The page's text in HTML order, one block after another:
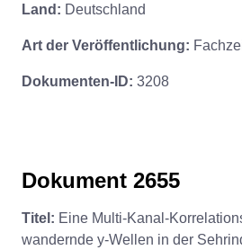
Land: Deutschland
Art der Veröffentlichung:
Dokumenten-ID: 3208
Dokument 2655
Titel: Eine Multi-Kanal-
wandernde y-Wellen in der